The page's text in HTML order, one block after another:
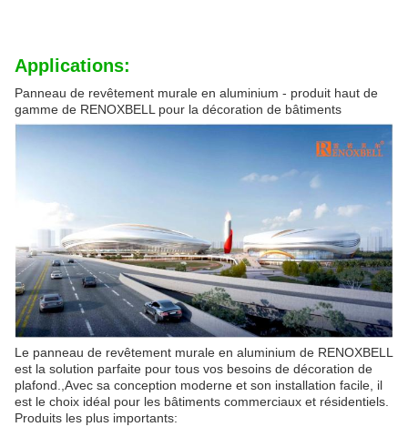
Applications:
Panneau de revêtement murale en aluminium - produit haut de
gamme de RENOXBELL pour la décoration de bâtiments
Le panneau de revêtement murale en aluminium de RENOXBELL
est la solution parfaite pour tous vos besoins de décoration de
plafond.,Avec sa conception moderne et son installation facile, il
est le choix idéal pour les bâtiments commerciaux et résidentiels.
Produits les plus importants: